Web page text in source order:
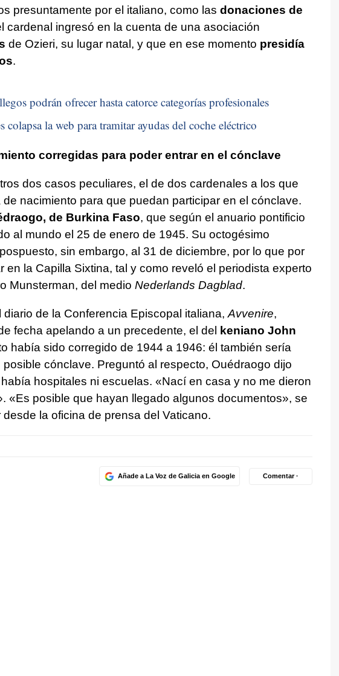
presuntamente por el italiano, como las donaciones de
cardenal ingresó en la cuenta de una asociación
de Ozieri, su lugar natal, y que en ese momento presidía
.
podrán ofrecer hasta catorce categorías profesionales
la web para tramitar ayudas del coche eléctrico
corregidas para poder entrar en el cónclave
dos casos peculiares, el de dos cardenales a los que
nacimiento para que puedan participar en el cónclave.
de Burkina Faso, que según el anuario pontificio
al mundo el 25 de enero de 1945. Su octogésimo
sin embargo, al 31 de diciembre, por lo que por
en la Capilla Sixtina, tal y como reveló el periodista experto
Munsterman, del medio Nederlands Dagblad.
de la Conferencia Episcopal italiana, Avvenire,
fecha apelando a un precedente, el del keniano John
había sido corregido de 1944 a 1946: él también sería
cónclave. Preguntó al respecto, Ouédraogo dijo
hospitales ni escuelas. «Nací en casa y no me dieron
«Es posible que hayan llegado algunos documentos», se
la oficina de prensa del Vaticano.
Añade a La Voz de Galicia en Google Comentar ·